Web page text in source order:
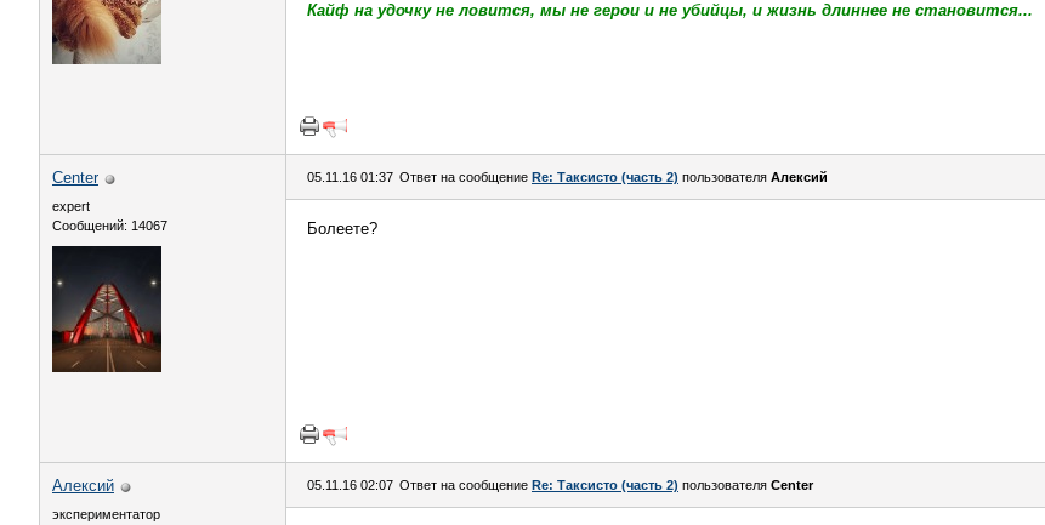
Кайф на удочку не ловится, мы не герои и не убийцы, и жизнь длиннее не становится...
Center
expert
Сообщений: 14067
05.11.16 01:37 Ответ на сообщение Re: Таксисто (часть 2) пользователя Алексий
Болеете?
Алексий
экспериментатор
05.11.16 02:07 Ответ на сообщение Re: Таксисто (часть 2) пользователя Center